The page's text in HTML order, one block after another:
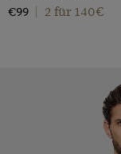
€99
2 für 140€